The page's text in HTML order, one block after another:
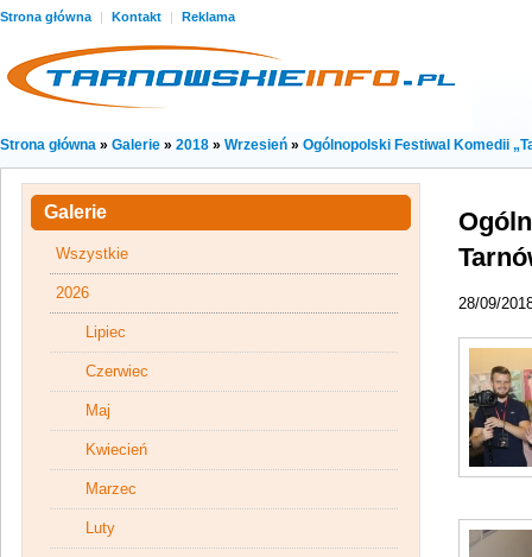
Strona główna | Kontakt | Reklama
Strona główna » Galerie » 2018 » Wrzesień » Ogólnopolski Festiwal Komedii
28/09/
Galerie
Wszystkie
2026
Lipiec
Czerwiec
Maj
Kwiecień
Marzec
Luty